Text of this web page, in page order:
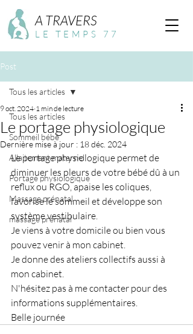
LE TEMPS 77
A TRAVERS
Post
Tous les articles
Sommeil bébé
Allaitement maternel
Portage physiologique
Massage prénatal
massage prénatal
Tous les articles
Le portage physiologique
9 oct. 2024 1 min de lecture
Dernière mise à jour : 18 déc. 2024
Le portage physiologique permet de
diminuer les pleurs de votre bébé dû à un
reflux ou RGO, apaise les coliques,
favorise le sommeil et développe son
système vestibulaire.
Je viens à votre domicile ou bien vous
pouvez venir à mon cabinet.
Je donne des ateliers collectifs aussi à
mon cabinet.
N'hésitez pas à me contacter pour des
informations supplémentaires.
Belle journée